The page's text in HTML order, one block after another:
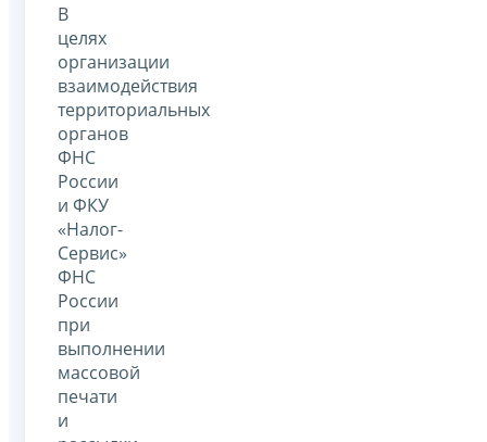
В
целях
организации
взаимодействия
территориальных
органов
ФНС
России
и ФКУ
«Налог-
Сервис»
ФНС
России
при
выполнении
массовой
печати
и